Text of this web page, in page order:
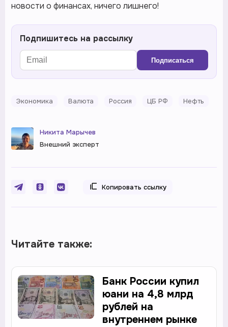
новости о финансах, ничего лишнего!
Подпишитесь на рассылку
Подписаться
Экономика Валюта Россия ЦБ РФ Нефть
Никита Марычев
Внешний эксперт
Копировать ссылку
Читайте также:
Банк России купил
юани на 4,8 млрд
рублей на
внутреннем рынке